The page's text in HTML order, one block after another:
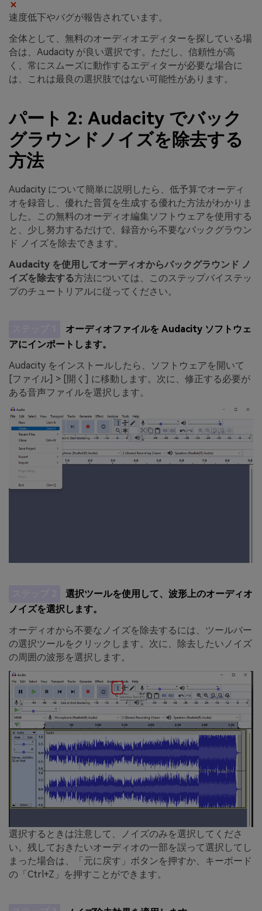
速度低下やバグが報告されています。
全体として、無料のオーディオエディターを探している場
合は、Audacity が良い選択です。ただし、信頼性が高
く、常にスムーズに動作するエディターが必要な場合に
は、これは最良の選択肢ではない可能性があります。
パート 2: Audacity でバック
グラウンドノイズを除去する
方法
Audacity について簡単に説明したら、低予算でオーディ
オを録音し、優れた音質を生成する優れた方法がわかりま
した。この無料のオーディオ編集ソフトウェアを使用する
と、少し努力するだけで、録音から不要なバックグラウン
ド ノイズを除去できます。
Audacity を使用してオーディオからバックグラウンド ノ
イズを除去する方法については、このステップバイステッ
プのチュートリアルに従ってください。
オーディオファイルを Audacity ソフトウェ
アにインポートします。
Audacity をインストールしたら、ソフトウェアを開いて
[ファイル] > [開く] に移動します。次に、修正する必要が
ある音声ファイルを選択します。
選択ツールを使用して、波形上のオーディオ
ノイズを選択します。
オーディオから不要なノイズを除去するには、ツールバー
の選択ツールをクリックします。次に、除去したいノイズ
の周囲の波形を選択します。
選択するときは注意して、ノイズのみを選択してくださ
い。残しておきたいオーディオの一部を誤って選択してし
まった場合は、「元に戻す」ボタンを押すか、キーボード
の「Ctrl+Z」を押すことができます。